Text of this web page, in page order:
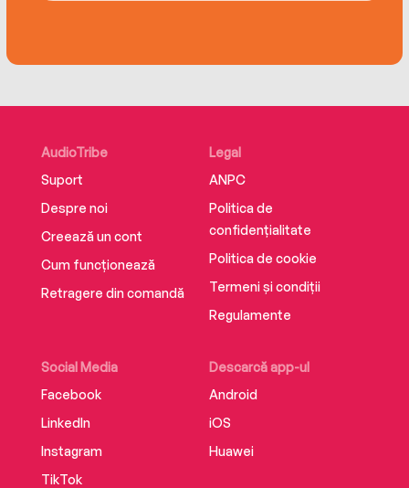
Punk, and why the Internet is like a drunken
Caitlin’s manifesto is an engaging and
mischievous rallying call for our times.
AudioTribe
Suport
Despre noi
Creează un cont
Cum funcționează
Retragere din comandă
Social Media
Facebook
LinkedIn
Instagram
TikTok
Descarcă app-ul
Android
iOS
Huawei
Legal
ANPC
Politica de
confidențialitate
Politica de cookie
Termeni și condiții
Regulamente